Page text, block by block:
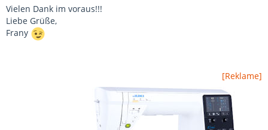
Vielen Dank im voraus!!!
Liebe Grüße,
Frany
[Reklame]